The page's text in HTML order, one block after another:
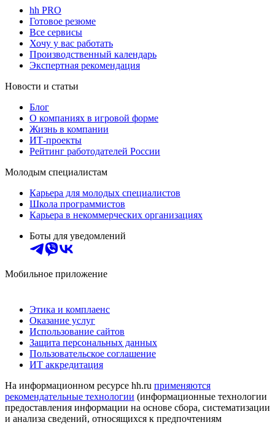
hh PRO
Готовое резюме
Все сервисы
Хочу у вас работать
Производственный календарь
Экспертная рекомендация
Новости и статьи
Блог
О компаниях в игровой форме
Жизнь в компании
ИТ-проекты
Рейтинг работодателей России
Молодым специалистам
Карьера для молодых специалистов
Школа программистов
Карьера в некоммерческих организациях
Боты для уведомлений
Мобильное приложение
Этика и комплаенс
Оказание услуг
Использование сайтов
Защита персональных данных
Пользовательское соглашение
ИТ аккредитация
На информационном ресурсе hh.ru применяются
рекомендательные технологии (информационные технологии
предоставления информации на основе сбора, систематизации
и анализа сведений, относящихся к предпочтениям